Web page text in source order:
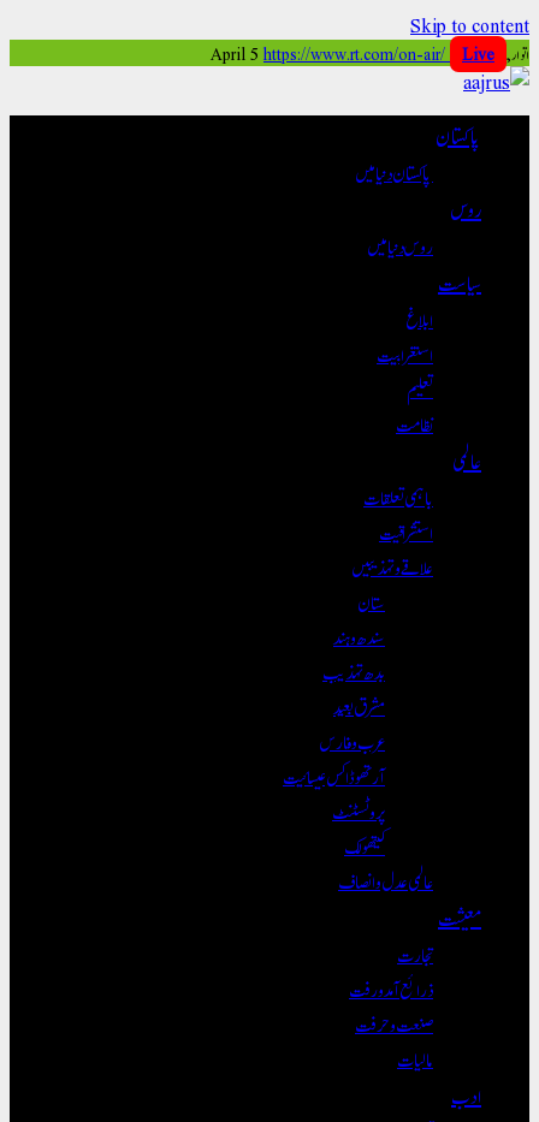
Skip to content
اتوار, April 5 https://www.rt.com/on-air/ Live
پاکستان
پاکستان دنیا میں
روس
روس دنیا میں
سیاست
ابلاغ
استغرابیت
تعلیم
نظامت
عالمی
باہمی تعلقات
استشراقیت
علاقے و تہذیبیں
ستان
سندھ و ہند
بدھ تہذیب
مشرق بعید
عرب و فارس
آرتھوڈاکس عیسائیت
پروٹسٹنٹ
کیتھولک
عالمی عدل و انصاف
معیشت
تجارت
ذرائع آمدورفت
صنعت و حرفت
مالیات
ادب